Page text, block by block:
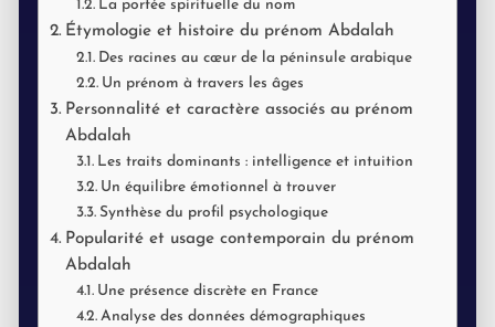
La portée spirituelle du nom
Étymologie et histoire du prénom Abdalah
Des racines au cœur de la péninsule arabique
Un prénom à travers les âges
Personnalité et caractère associés au prénom
Abdalah
Les traits dominants : intelligence et intuition
Un équilibre émotionnel à trouver
Synthèse du profil psychologique
Popularité et usage contemporain du prénom
Abdalah
Une présence discrète en France
Analyse des données démographiques